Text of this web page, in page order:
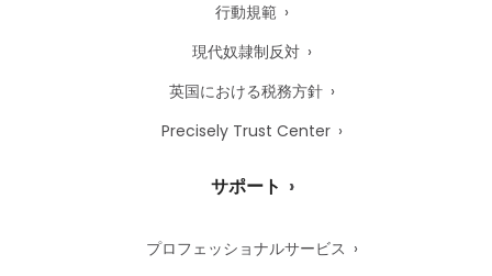
行動規範
現代奴隷制反対
英国における税務方針
Precisely Trust Center
サポート
プロフェッショナルサービス